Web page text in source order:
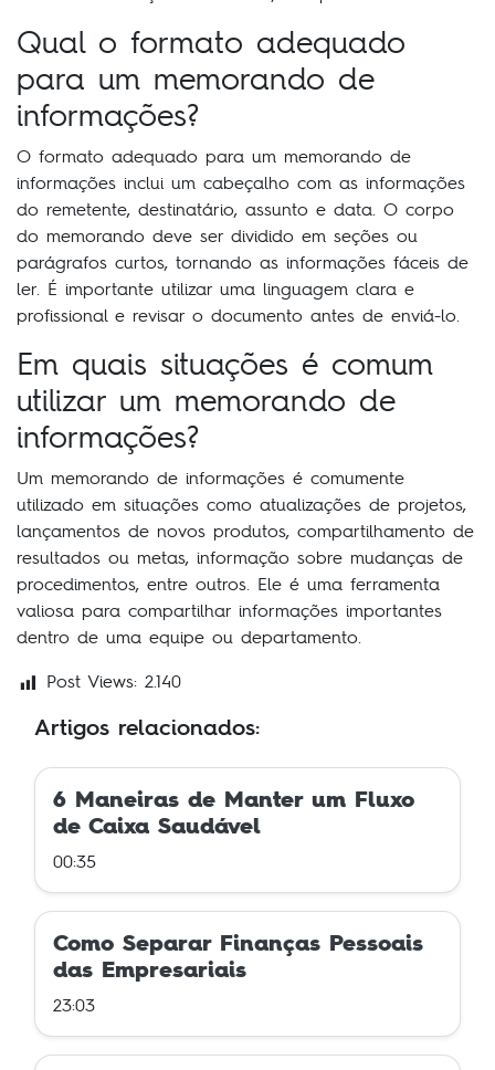
Qual o formato adequado
para um memorando de
informações?
O formato adequado para um memorando de
informações inclui um cabeçalho com as informações
do remetente, destinatário, assunto e data. O corpo
do memorando deve ser dividido em seções ou
parágrafos curtos, tornando as informações fáceis de
ler. É importante utilizar uma linguagem clara e
profissional e revisar o documento antes de enviá-lo.
Em quais situações é comum
utilizar um memorando de
informações?
Um memorando de informações é comumente
utilizado em situações como atualizações de projetos,
lançamentos de novos produtos, compartilhamento de
resultados ou metas, informação sobre mudanças de
procedimentos, entre outros. Ele é uma ferramenta
valiosa para compartilhar informações importantes
dentro de uma equipe ou departamento.
Post Views: 2.140
Artigos relacionados:
6 Maneiras de Manter um Fluxo
de Caixa Saudável
00:35
Como Separar Finanças Pessoais
das Empresariais
23:03